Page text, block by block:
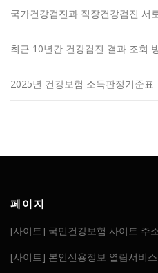
국가건강검진과 직장건강검진 서
최근 10년간 건강검진 결과 조회
2025년 건강보험 소득판정기준표
페이지
[사이트] 국민건강보험 사이트 주
[사이트] 본인신용정보 열람서비스